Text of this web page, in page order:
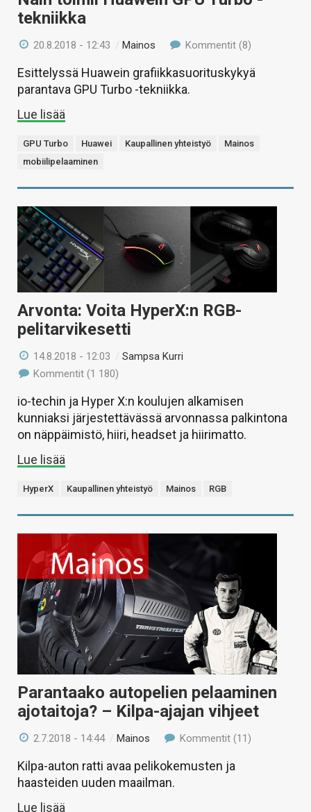
tekniikka
20.8.2018 - 12:43 /Mainos Kommentit (8)
Esittelyssä Huawein grafiikkasuorituskykyä
parantava GPU Turbo -tekniikka.
Lue lisää
GPU Turbo Huawei Kaupallinen yhteistyö
Mainos
mobiilipelaaminen
Arvonta: Voita HyperX:n RGB-
pelitarvikesetti
14.8.2018 - 12:03 /Sampsa Kurri
Kommentit (1 180)
io-techin ja Hyper X:n koulujen alkamisen
kunniaksi järjestettävässä arvonnassa palkintona
on näppäimistö, hiiri, headset ja hiirimatto.
Lue lisää
HyperX Kaupallinen yhteistyö Mainos RGB
Parantaako autopelien pelaaminen
ajotaitoja? – Kilpa-ajajan vihjeet
2.7.2018 - 14:44 /Mainos Kommentit (11)
Kilpa-auton ratti avaa pelikokemusten ja
haasteiden uuden maailman.
Lue lisää